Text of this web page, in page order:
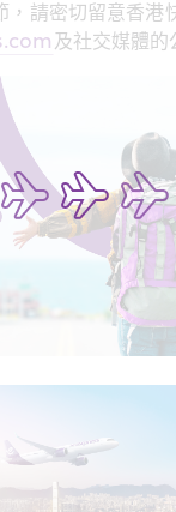
，請密切留意香港
及社交媒體的